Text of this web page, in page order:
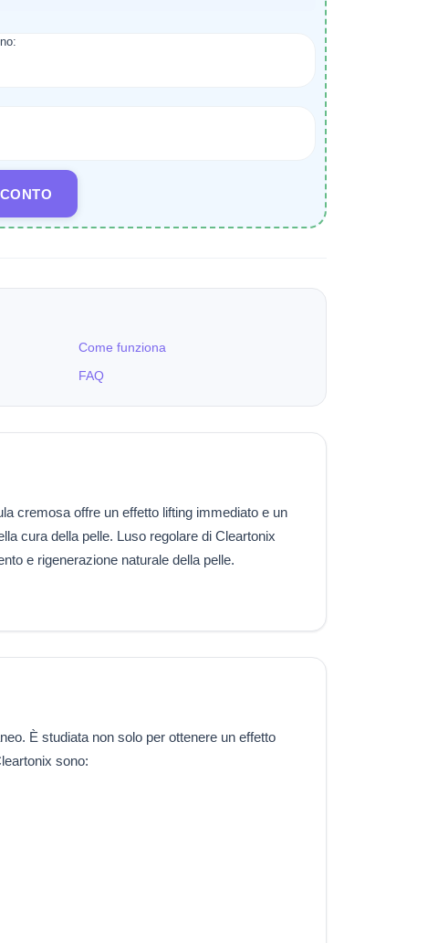
Come funziona
FAQ
cremosa offre un effetto lifting immediato e un
cura della pelle. Luso regolare di Cleartonix
e rigenerazione naturale della pelle.
È studiata non solo per ottenere un effetto
sono: